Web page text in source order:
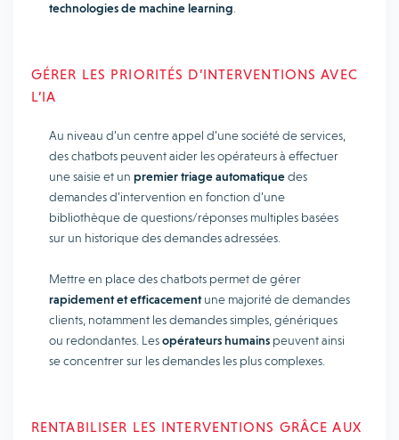
technologies de machine learning
GÉRER LES PRIORITÉS D’INTERVENTIONS AVEC
L’IA
Au niveau d’un centre appel d’une société de services,
des chatbots peuvent aider les opérateurs à effectuer
une saisie et un premier triage automatiquedes
demandes d’intervention en fonction d’une
bibliothèque de questions/réponses multiples basées
sur un historique des demandes adressées.
Mettre en place des chatbots permet de gérer
rapidement et efficacementune majorité de demandes
clients, notamment les demandes simples, génériques
ou redondantes. Lesopérateurs humains peuvent ainsi
se concentrer sur les demandes les plus complexes.
RENTABILISER LES INTERVENTIONS GRÂCE AUX